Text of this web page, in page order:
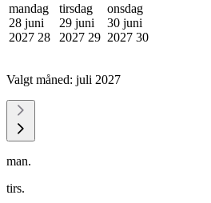
mandag
28 juni
2027 28
tirsdag
29 juni
2027 29
onsdag
30 juni
2027 30
Valgt måned: juli 2027
man.
tirs.